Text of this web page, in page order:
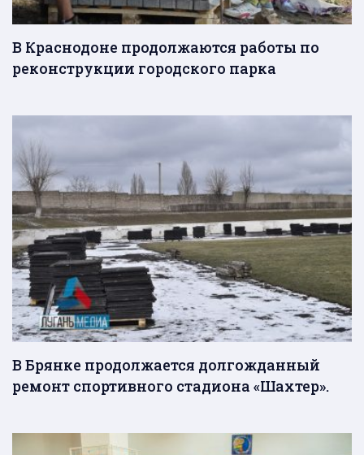
В Краснодоне продолжаются работы по
реконструкции городского парка
В Брянке продолжается долгожданный
ремонт спортивного стадиона «Шахтер».